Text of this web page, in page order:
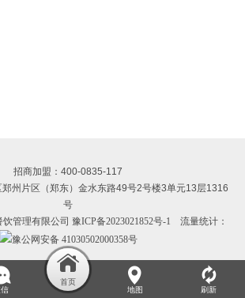
招商加盟：400-0835-117
州片区（郑东）金水东路49号2号楼3单元13层1316
号
管理有限公司 豫ICP备2023021852号-1 流量统计：
豫公网安备 41030502000358号
地图 刷新